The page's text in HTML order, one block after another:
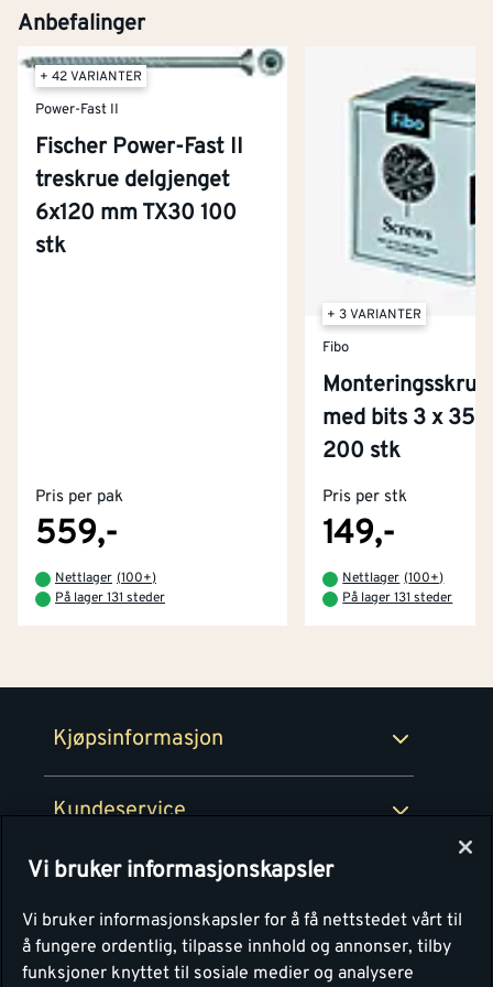
Anbefalinger
+ 42 VARIANTER
Power-Fast II
Fischer Power-Fast II
treskrue delgjenget
6x120 mm TX30 100
stk
Pris per pak
559,-
Nettlager (100+)
På lager 131 steder
+ 3 VARIANTER
Fibo
med bits 3 x 35
200 stk
Pris per stk
149,-
Nettlager (100+)
På lager 131 steder
Kjøpsinformasjon
Kjøpsbetingelser
Retur- og angrerettsskjema
Kundeservice
Tjenester
Montér Klubb
Montér
Byggevarehus og åpningstider
Prismatch
Personvern
Vi bruker informasjonskapsler
Vi bruker informasjonskapsler for å få nettstedet vårt til
å fungere ordentlig, tilpasse innhold og annonser, tilby
funksjoner knyttet til sosiale medier og analysere